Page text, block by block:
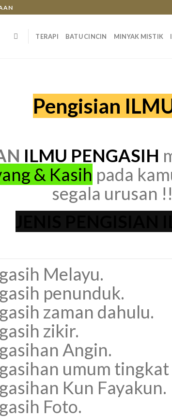
TERAPI BATU CINCIN MINYAK MISTIK
Pengisian
ILMU PENGASIH
& Kasih pada
segala urusan
Melayu.
penunduk.
zaman dahulu.
zikir.
Angin.
umum
Kun Fayakun.
Foto.